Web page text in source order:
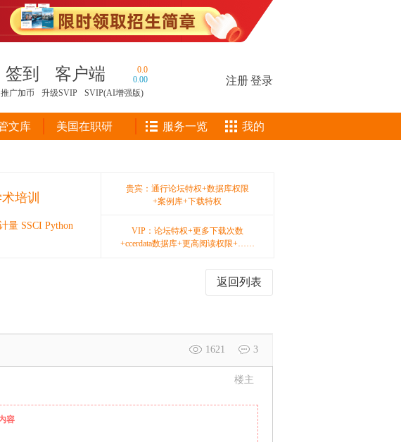
签到 客户端
0.0
0.00
推广加币
升级SVIP SVIP(AI增强版)
注册登录
文库 美国在职研 服务一览 我的
培训
量 SSCI Python
贵宾：通行论坛特权+数据库权限
+案例库+下载特权
VIP：论坛特权+更多下载次数
+ccerdata数据库+更高阅读权限+……
返回列表
1621 3
楼主
容